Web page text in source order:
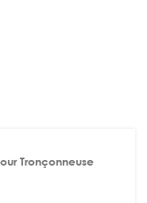
Tronçonneuse